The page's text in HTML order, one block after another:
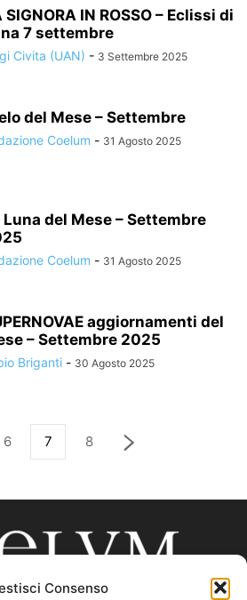
Consenso
SIGNORA IN ROSSO – Eclissi di
7 settembre
Civita (UAN) - 3 Settembre 2025
del Mese – Settembre
Coelum - 31 Agosto 2025
Luna del Mese – Settembre
Coelum - 31 Agosto 2025
aggiornamenti del
– Settembre 2025
Briganti - 30 Agosto 2025
6 7 8